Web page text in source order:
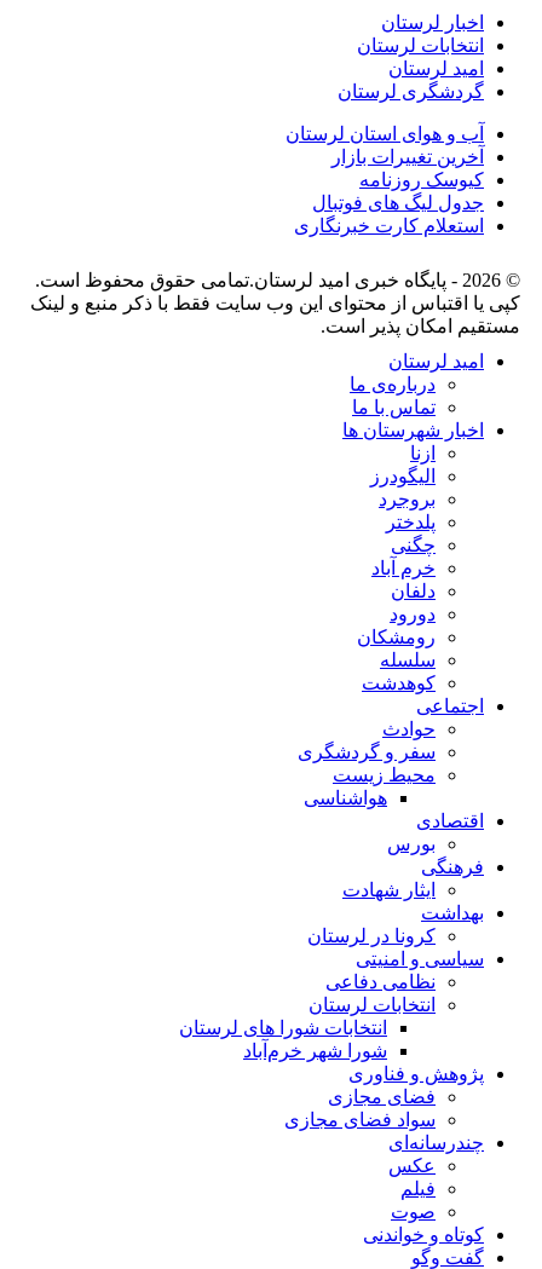
اخبار لرستان
انتخابات لرستان
امید لرستان
گردشگری لرستان
آب و هوای استان لرستان
آخرین تغییرات بازار
کیوسک روزنامه
جدول لیگ های فوتبال
استعلام کارت خبرنگاری
© 2026 - پایگاه خبری اميد لرستان.تمامی حقوق محفوظ است.
کپی یا اقتباس از محتوای این وب سایت فقط با ذکر منبع و لینک
مستقیم امکان پذیر است.
امید لرستان
درباره‌ی ما
تماس با ما
اخبار شهرستان ها
ازنا
الیگودرز
بروجرد
پلدختر
چگنی
خرم آباد
دلفان
دورود
رومشکان
سلسله
کوهدشت
اجتماعی
حوادث
سفر و گردشگری
محیط زیست
هواشناسی
اقتصادی
بورس
فرهنگی
ایثار شهادت
بهداشت
کرونا در لرستان
سیاسی و امنیتی
نظامی دفاعی
انتخابات لرستان
انتخابات شورا های لرستان
شورا شهر خرم‌آباد
پژوهش و فناوری
فضای مجازی
سواد فضای مجازی
چندرسانه‌ای
عكس
فیلم
صوت
کوتاه و خواندنی
گفت وگو